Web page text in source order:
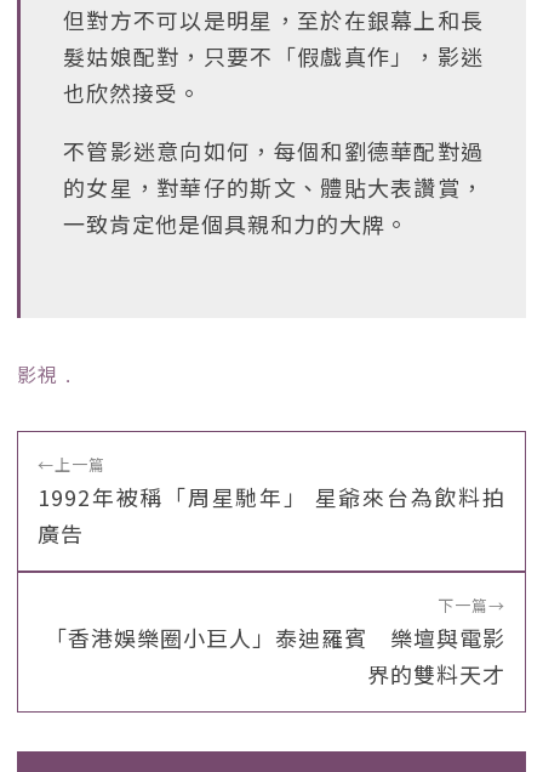
但對方不可以是明星，至於在銀幕上和長
髮姑娘配對，只要不「假戲真作」，影迷
也欣然接受。
不管影迷意向如何，每個和劉德華配對過
的女星，對華仔的斯文、體貼大表讚賞，
一致肯定他是個具親和力的大牌。
影視 ﹒
←上一篇
1992年被稱「周星馳年」 星爺來台為飲料拍
廣告
下一篇→
「香港娛樂圈小巨人」泰迪羅賓 樂壇與電影
界的雙料天才